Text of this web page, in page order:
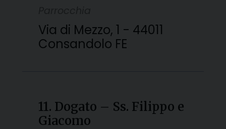
Via di Mezzo, 1 - 44011
Consandolo FE
11. Dogato – Ss. Filippo e
Giacomo